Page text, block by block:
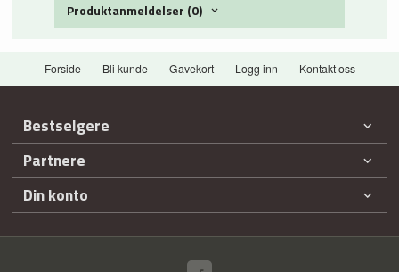
Produktanmeldelser (0)
Forside Bli kunde Gavekort Logg inn Kontakt oss
Bestselgere
Partnere
Din konto